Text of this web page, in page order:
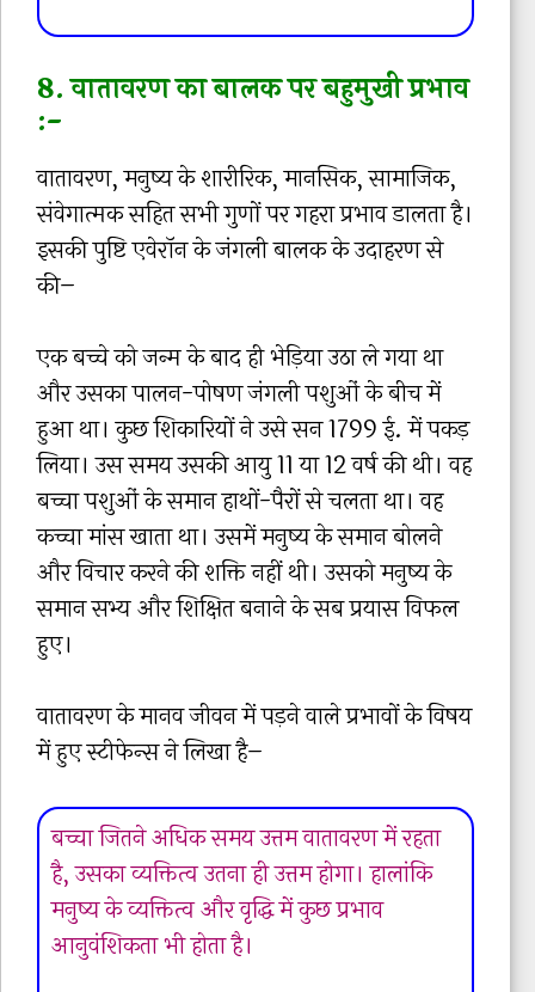
8. वातावरण का बालक पर बहुमुखी प्रभाव
:-
वातावरण, मनुष्य के शारीरिक, मानसिक, सामाजिक,
संवेगात्मक सहित सभी गुणों पर गहरा प्रभाव डालता है।
इसकी पुष्टि एवेरॉन के जंगली बालक के उदाहरण से
की–
एक बच्चे को जन्म के बाद ही भेड़िया उठा ले गया था
और उसका पालन-पोषण जंगली पशुओं के बीच में
हुआ था। कुछ शिकारियों ने उसे सन 1799 ई. में पकड़
लिया। उस समय उसकी आयु 11 या 12 वर्ष की थी। वह
बच्चा पशुओं के समान हाथों-पैरों से चलता था। वह
कच्चा मांस खाता था। उसमें मनुष्य के समान बोलने
और विचार करने की शक्ति नहीं थी। उसको मनुष्य के
समान सभ्य और शिक्षित बनाने के सब प्रयास विफल
हुए।
वातावरण के मानव जीवन में पड़ने वाले प्रभावों के विषय
में हुए स्टीफेन्स ने लिखा है–
बच्चा जितने अधिक समय उत्तम वातावरण में रहता
है, उसका व्यक्तित्व उतना ही उत्तम होगा। हालांकि
मनुष्य के व्यक्तित्व और वृद्धि में कुछ प्रभाव
आनुवंशिकता भी होता है।